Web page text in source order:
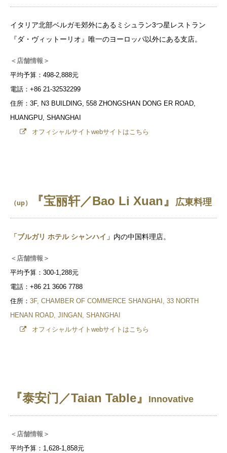
イタリア北部ベルガモ郊外にあるミシュラン3つ星レストラン
『ダ・ヴィットーリオ』唯一のヨーロッパ以外にある支店。
＜店舗情報＞
平均予算：498-2,888元
電話：+86 21-32532299
住所：3F, N3 BUILDING, 558 ZHONGSHAN DONG ER ROAD,
HUANGPU, SHANGHAI
オフィシャルサイトwebサイトはこちら
（up） 『宝丽轩／Bao Li Xuan』 広東料理
「ブルガリ ホテル シャンハイ」 内の中国料理店。
＜店舗情報＞
平均予算：300-1,288元
電話：+86 21 3606 7788
住所： 3F, CHAMBER OF COMMERCE SHANGHAI, 33 NORTH
HENAN ROAD, JINGAN, SHANGHAI
オフィシャルサイトwebサイトはこちら
『泰安门／Taian Table』 Innovative
＜店舗情報＞
平均予算：1,628-1,858元